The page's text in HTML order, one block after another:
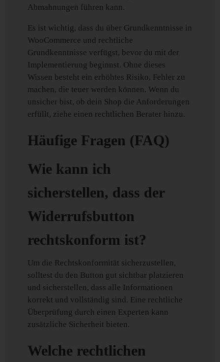
Abmahnungen führen kann.
Es ist wichtig, dass du über Grundkenntnisse in
WooCommerce und rechtliche
Grundkenntnisse verfügst, bevor du mit der
Implementierung beginnst. Ohne dieses
Wissen besteht ein erhöhtes Risiko, Fehler zu
machen, die teuer werden können. Wenn du
unsicher bist, ob dein Shop die Anforderungen
erfüllt, ziehe einen rechtlichen Berater hinzu.
Häufige Fragen (FAQ)
Wie kann ich
sicherstellen, dass der
Widerrufsbutton
rechtskonform ist?
Um die Rechtskonformität sicherzustellen,
solltest du den Button gut sichtbar platzieren
und sicherstellen, dass alle Informationen
korrekt und vollständig sind. Eine rechtliche
Überprüfung durch einen Experten kann
zusätzliche Sicherheit bieten.
Welche rechtlichen